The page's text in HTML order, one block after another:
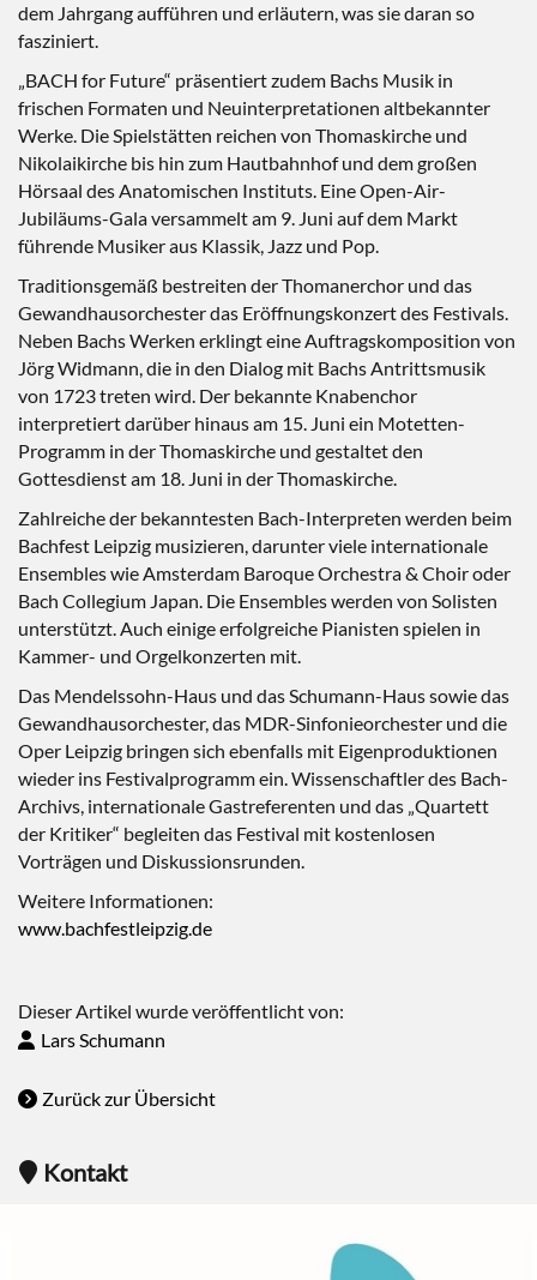
dem Jahrgang aufführen und erläutern, was sie daran so
fasziniert.
„BACH for Future“ präsentiert zudem Bachs Musik in
frischen Formaten und Neuinterpretationen altbekannter
Werke. Die Spielstätten reichen von Thomaskirche und
Nikolaikirche bis hin zum Hautbahnhof und dem großen
Hörsaal des Anatomischen Instituts. Eine Open-Air-
Jubiläums-Gala versammelt am 9. Juni auf dem Markt
führende Musiker aus Klassik, Jazz und Pop.
Traditionsgemäß bestreiten der Thomanerchor und das
Gewandhausorchester das Eröffnungskonzert des Festivals.
Neben Bachs Werken erklingt eine Auftragskomposition von
Jörg Widmann, die in den Dialog mit Bachs Antrittsmusik
von 1723 treten wird. Der bekannte Knabenchor
interpretiert darüber hinaus am 15. Juni ein Motetten-
Programm in der Thomaskirche und gestaltet den
Gottesdienst am 18. Juni in der Thomaskirche.
Zahlreiche der bekanntesten Bach-Interpreten werden beim
Bachfest Leipzig musizieren, darunter viele internationale
Ensembles wie Amsterdam Baroque Orchestra & Choir oder
Bach Collegium Japan. Die Ensembles werden von Solisten
unterstützt. Auch einige erfolgreiche Pianisten spielen in
Kammer- und Orgelkonzerten mit.
Das Mendelssohn-Haus und das Schumann-Haus sowie das
Gewandhausorchester, das MDR-Sinfonieorchester und die
Oper Leipzig bringen sich ebenfalls mit Eigenproduktionen
wieder ins Festivalprogramm ein. Wissenschaftler des Bach-
Archivs, internationale Gastreferenten und das „Quartett
der Kritiker“ begleiten das Festival mit kostenlosen
Vorträgen und Diskussionsrunden.
Weitere Informationen:
www.bachfestleipzig.de
Dieser Artikel wurde veröffentlicht von:
Lars Schumann
Zurück zur Übersicht
Kontakt